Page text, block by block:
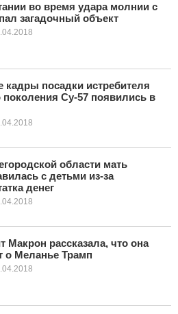
во время удара молнии с
загадочный объект
кадры посадки истребителя
поколения Су-57 появились в
области мать
с детьми из-за
денег
Макрон рассказала, что она
о Меланье Трамп